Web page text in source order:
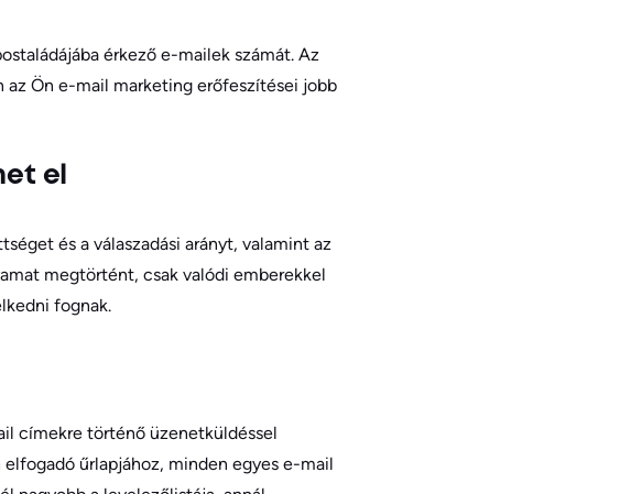
érkező e-mailek számát. Az
Ön e-mail marketing erőfeszítései jobb
el
és a válaszadási arányt, valamint az
megtörtént, csak valódi emberekkel
fognak.
címekre történő üzenetküldéssel
űrlapjához, minden egyes e-mail